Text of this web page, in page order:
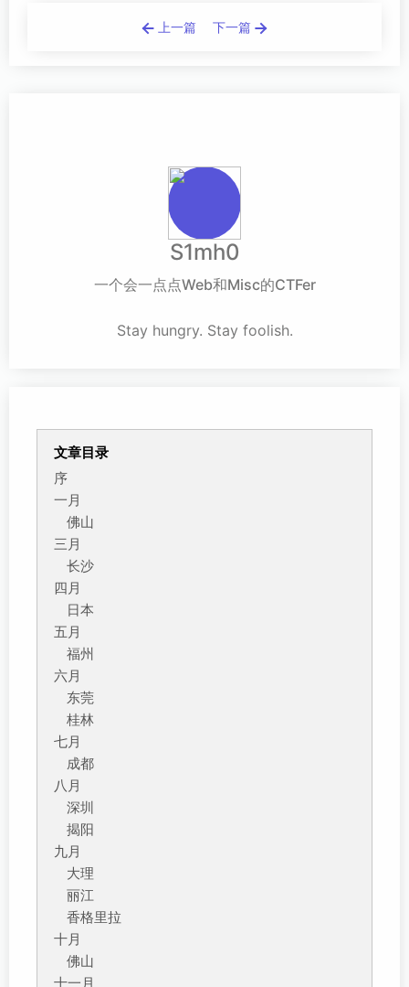
上一篇 下一篇
S1mh0
一个会一点点Web和Misc的CTFer
Stay hungry. Stay foolish.
文章目录
序
一月
佛山
三月
长沙
四月
日本
五月
福州
六月
东莞
桂林
七月
成都
八月
深圳
揭阳
九月
大理
丽江
香格里拉
十月
佛山
十一月